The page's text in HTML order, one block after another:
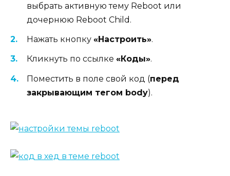
выбрать активную тему Reboot или
дочернюю Reboot Child.
Нажать кнопку «Настроить».
Кликнуть по ссылке «Коды».
Поместить в поле свой код (перед
закрывающим тегом body).